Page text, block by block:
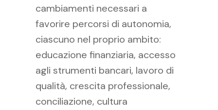
cambiamenti necessari a
favorire percorsi di autonomia,
ciascuno nel proprio ambito:
educazione finanziaria, accesso
agli strumenti bancari, lavoro di
qualità, crescita professionale,
conciliazione, cultura